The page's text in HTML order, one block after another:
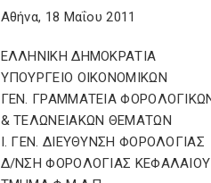
Αθήνα, 18 Μαΐου 2011
ΕΛΛΗΝΙΚΗ ΔΗΜΟΚΡΑΤΙΑ
ΥΠΟΥΡΓΕΙΟ ΟΙΚΟΝΟΜΙΚΩΝ
ΓΕΝ. ΓΡΑΜΜΑΤΕΙΑ
& ΤΕΛΩΝΕΙΑΚΩΝ ΘΕΜΑΤΩΝ
Ι. ΓΕΝ. ΔΙΕΥΘΥΝΣΗ ΦΟΡΟΛΟΓΙΑΣ
Δ/ΝΣΗ ΦΟΡΟΛΟΓΙΑΣ ΚΕΦΑΛΑΙΟΥ